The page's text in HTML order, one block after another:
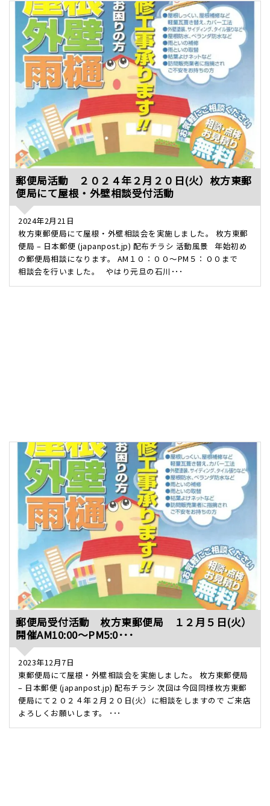
郵便局活動 ２０２４年２月２０日(火）枚方東郵
便局にて屋根・外壁相談受付活動
2024年2月21日
枚方東郵便局にて屋根・外壁相談会を実施しました。 枚方東郵
便局 – 日本郵便 (japanpost.jp) 配布チラシ 活動風景 年始初め
の郵便局相談になります。 AM１０：００～PM５：００まで
相談会を行いました。 やはり元旦の石川･･･
郵便局受付活動 枚方東郵便局 １２月５日(火）
開催AM10:00～PM5:0･･･
2023年12月7日
東郵便局にて屋根・外壁相談会を実施しました。 枚方東郵便局
– 日本郵便 (japanpost.jp) 配布チラシ 次回は今回同様枚方東郵
便局にて２０２４年２月２０日(火）に相談をしますので ご来店
よろしくお願いします。 ･･･